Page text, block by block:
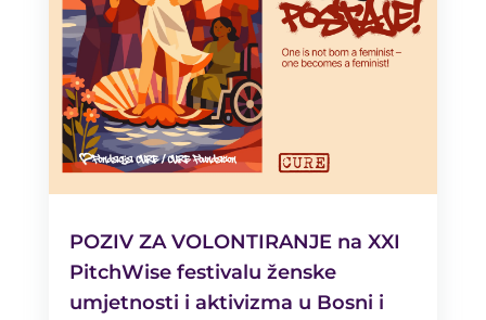
POZIV ZA VOLONTIRANJE na XXI
PitchWise festivalu ženske
umjetnosti i aktivizma u Bosni i